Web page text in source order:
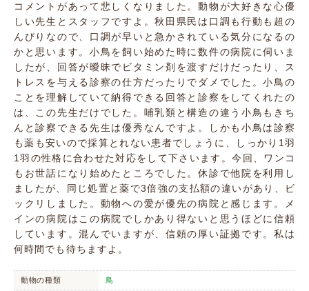
コメントがあって悲しくなりました。動物が大好きな心優
しい先生とスタッフですよ。秋田県民は口調も行動も超の
んびりなので、口調が早いと急かされている気分になるの
かと思います。小鳥を飼い始めた時に数件の病院に伺いま
したが、回答が曖昧でビタミン剤を渡すだけだったり、ス
トレスを与える診察の仕方だったりでダメでした。小鳥の
ことを理解していて納得できる回答と診察をしてくれたの
は、この先生だけでした。哺乳類と構造の違う小鳥もきち
んと診察できる先生は優秀なんですよ。しかも小鳥は診察
も薬も安いので採算とれない患者でしょうに、しっかり1羽
1羽の性格に合わせた対応をして下さいます。今回、ワンコ
もお世話になり始めたところでした。休診で他院を利用し
ましたが、同じ処置と薬で3倍強の支払額の違いがあり、ビ
ックリしました。動物への愛が優先の病院と感じます。メ
インの病院はこの病院でしかあり得ないと思うほどに信頼
しています。混んでいますが、信頼の厚い証拠です。私は
何時間でも待ちますよ。
動物の種類 鳥